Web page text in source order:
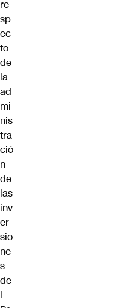
re
sp
ec
to
de
la
ad
mi
nis
tra
ció
n
de
las
inv
er
sio
ne
s
de
l